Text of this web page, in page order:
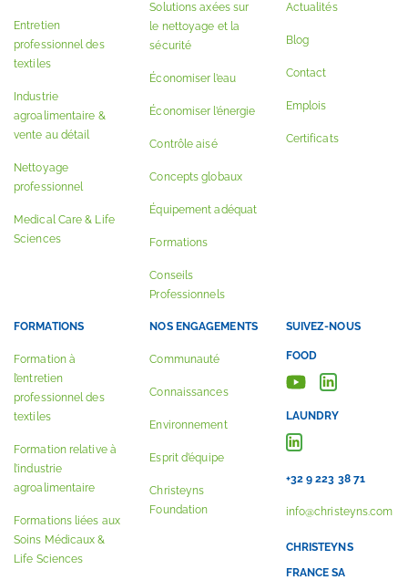
Entretien
professionnel des
textiles
Industrie
agroalimentaire &
vente au détail
Nettoyage
professionnel
Medical Care & Life
Sciences
Solutions axées sur
le nettoyage et la
sécurité
Économiser l’eau
Économiser l’énergie
Contrôle aisé
Concepts globaux
Équipement adéquat
Formations
Conseils
Professionnels
Actualités
Blog
Contact
Emplois
Certificats
FORMATIONS
Formation à
l’entretien
professionnel des
textiles
Formation relative à
l’industrie
agroalimentaire
Formations liées aux
Soins Médicaux &
Life Sciences
NOS ENGAGEMENTS
Communauté
Connaissances
Environnement
Esprit d’équipe
Christeyns
Foundation
SUIVEZ-NOUS
FOOD
LAUNDRY
+32 9 223 38 71
info@christeyns.com
CHRISTEYNS
FRANCE SA